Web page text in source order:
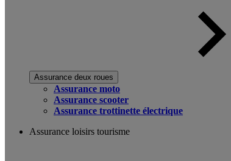
Assurance deux roues
Assurance moto
Assurance scooter
Assurance trottinette électrique
Assurance loisirs tourisme